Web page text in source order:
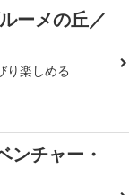
ーメの丘／
り楽しめる
ンチャー・